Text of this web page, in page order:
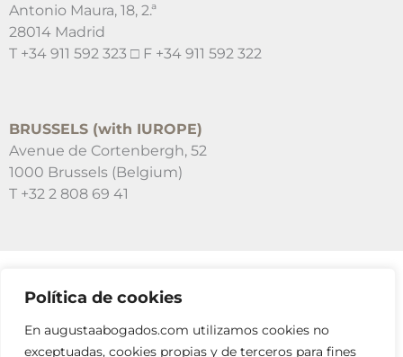
Política de cookies
En augustaabogados.com utilizamos cookies no
exceptuadas, cookies propias y de terceros para fines
Antonio Maura, 18, 2.ª
28014 Madrid
T +34 911 592 323 □ F +34 911 592 322
BRUSSELS (with IUROPE)
Avenue de Cortenbergh, 52
1000 Brussels (Belgium)
T +32 2 808 69 41
SUSCRÍBETE A NUESTRAS NEWSLETTERS
RELLENA EL FORMULARIO